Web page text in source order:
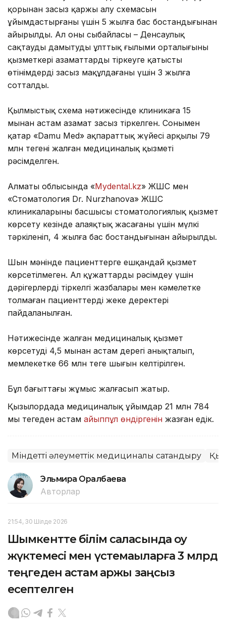
қорынан заңсыз қаржы алу схемасын
ұйымдастырғаны үшін 5 жылға бас бостандығынан
айырылды. Ал оның сыбайласы – Денсаулық
сақтауды дамытудың ұлттық ғылыми орталығының
қызметкері азаматтарды тіркеуге қатысты
өтінімдерді заңсыз мақұлдағаны үшін 3 жылға
сотталды.
Қылмыстық схема нәтижесінде клиникаға 15
мыңнан астам азамат заңсыз тіркелген. Сонымен
қатар «Damu Med» ақпараттық жүйесі арқылы 79
млн теңгенің жалған медициналық қызметі
рәсімделген.
Алматы облысында «Mydental.kz» ЖШС мен
«Стоматология Dr. Nurzhanova» ЖШС
клиникаларының басшысы стоматологиялық қызмет
көрсету кезінде алаяқтық жасағаны үшін мүлкі
тәркіленіп, 4 жылға бас бостандығынан айырылды.
Шын мәнінде пациенттерге ешқандай қызмет
көрсетілмеген. Ал құжаттарды рәсімдеу үшін
дәрігерлердің тіркелгі жазбалары мен кәмелетке
толмаған пациенттердің жеке деректері
пайдаланылған.
Нәтижесінде жалған медициналық қызмет
көрсетудің 4,5 мыңнан астам дерегі анықталып,
мемлекетке 66 млн теңге шығын келтірілген.
Бұл бағыттағы жұмыс жалғасып жатыр.
Қызылордада медициналық ұйымдар 21 млн 784
мың теңгеден астам айыппұл өндіргенін жазған едік.
Міндетті әлеуметтік медициналық сақтандыру
Эльмира Оралбаева
Авторлар
21:54, 30 Шілде 2026
Шымкентте білім саласында оқу
жүктемесі мен үстемақыларға 3 млрд
теңгеден астам қаржы заңсыз
есептелген